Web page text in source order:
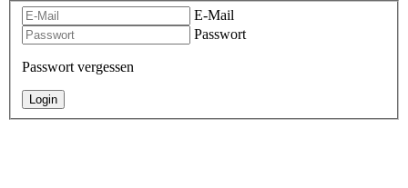
E-Mail
Passwort
Passwort vergessen